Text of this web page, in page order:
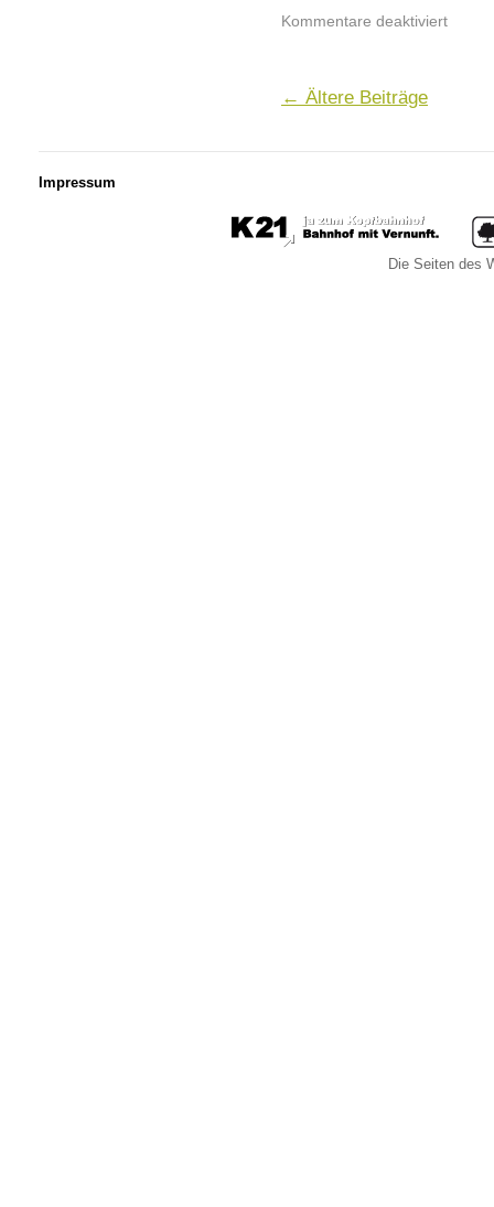
Kommentare deaktiviert
← Ältere Beiträge
Impressum
Die Seiten des